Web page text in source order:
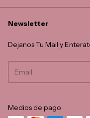
Newsletter
Dejanos Tu Mail y
Medios de pago